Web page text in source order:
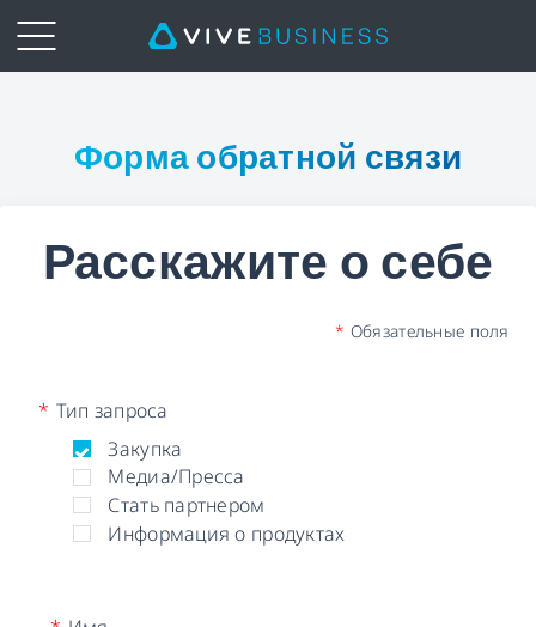
Inquiry
Business
Форма обратной связи
Расскажите о себе
* Обязательные поля
* Тип запроса
Закупка
Медиа/Пресса
Стать партнером
Информация о продуктах